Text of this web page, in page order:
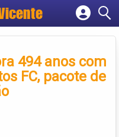
empresa
494 anos com
FC, pacote de